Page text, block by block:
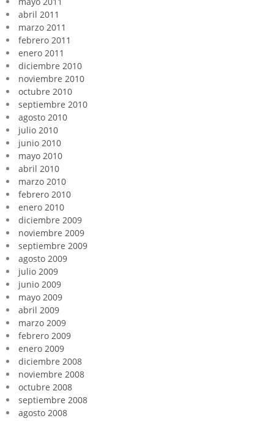
abril 2011
marzo 2011
febrero 2011
enero 2011
diciembre 2010
noviembre 2010
octubre 2010
septiembre 2010
agosto 2010
julio 2010
junio 2010
mayo 2010
abril 2010
marzo 2010
febrero 2010
enero 2010
diciembre 2009
noviembre 2009
septiembre 2009
agosto 2009
julio 2009
junio 2009
mayo 2009
abril 2009
marzo 2009
febrero 2009
enero 2009
diciembre 2008
noviembre 2008
octubre 2008
septiembre 2008
agosto 2008